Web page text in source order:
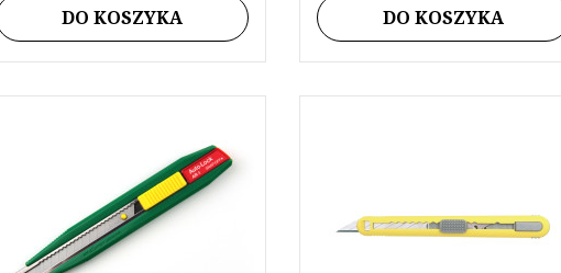
DO KOSZYKA DO KOSZYKA